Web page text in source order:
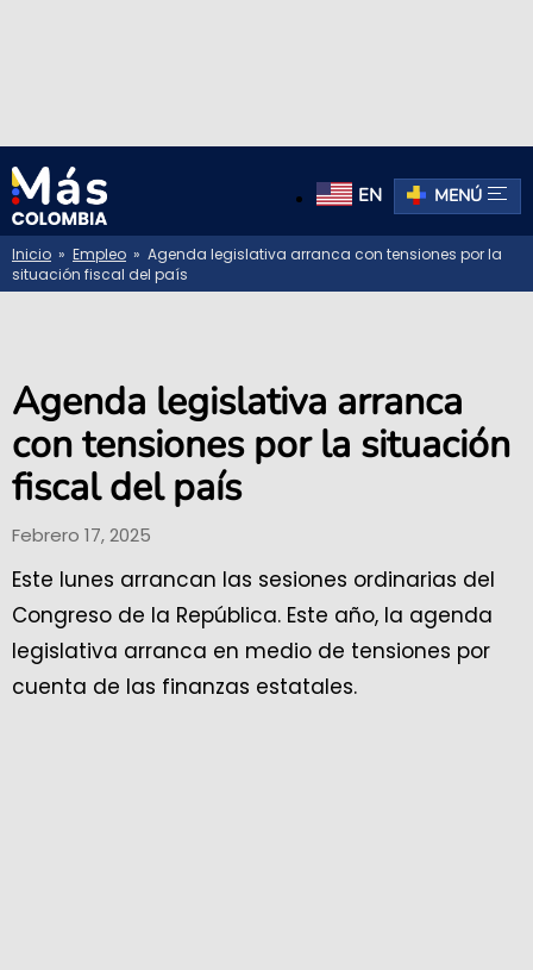
EN MENÚ
Inicio » Empleo » Agenda legislativa arranca con tensiones por la
situación fiscal del país
Agenda legislativa arranca
con tensiones por la situación
fiscal del país
Febrero 17, 2025
Este lunes arrancan las sesiones ordinarias del
Congreso de la República. Este año, la agenda
legislativa arranca en medio de tensiones por
cuenta de las finanzas estatales.